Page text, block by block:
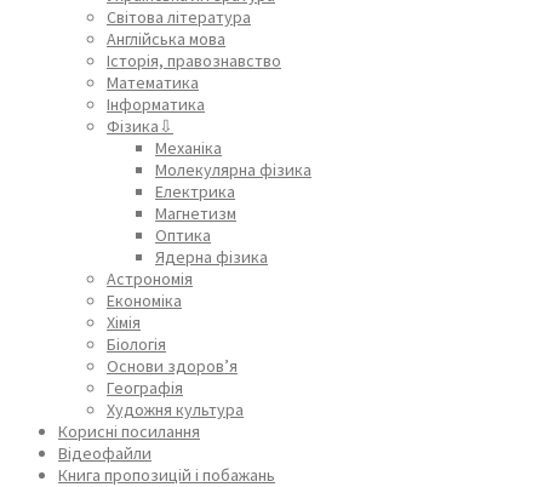
Світова література
Англійська мова
Історія, правознавство
Математика
Інформатика
Фізика⇩
Механіка
Молекулярна фізика
Електрика
Магнетизм
Оптика
Ядерна фізика
Астрономія
Економіка
Хімія
Біологія
Основи здоров’я
Географія
Художня культура
Корисні посилання
Відеофайли
Книга пропозицій і побажань